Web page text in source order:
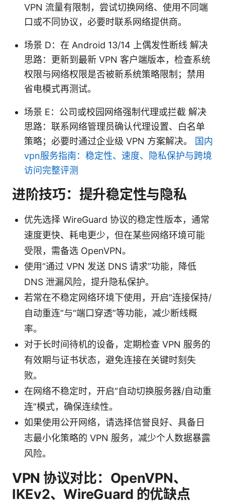
VPN 流量有限制，尝试切换网络、使用不同端
口或不同协议，必要时联系网络提供商。
场景 D：在 Android 13/14 上偶发性断线 解决
思路：更新到最新 VPN 客户端版本，检查系统
权限与网络权限是否被新系统策略限制；禁用
省电模式再测试。
场景 E：公司或校园网络强制代理或拦截 解决
思路：联系网络管理员确认代理设置、白名单
策略；必要时通过企业级 VPN 方案解决。
国内
vpn服务指南：稳定性、速度、隐私保护与跨境
访问完整评测
进阶技巧：提升稳定性与隐私
优先选择 WireGuard 协议的稳定性版本，通常
速度更快、耗电更少，但在某些网络环境可能
受限，需备选 OpenVPN。
使用“通过 VPN 发送 DNS 请求”功能，降低
DNS 泄漏风险，提升隐私保护。
若常在不稳定网络环境下使用，开启“连接保持/
自动重连”与“端口穿透”等功能，减少断线概
率。
对于长时间待机的设备，定期检查 VPN 服务的
有效期与证书状态，避免连接在关键时刻失
败。
在网络不稳定时，开启“自动切换服务器/自动重
连”模式，确保连续性。
如果使用公开网络，请选择信誉良好、具备日
志最小化策略的 VPN 服务，减少个人数据暴露
风险。
VPN 协议对比：OpenVPN、
IKEv2、WireGuard 的优缺点